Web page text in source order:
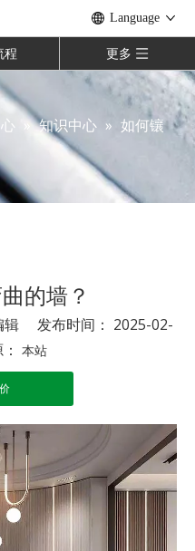
Language
程 更多
» 知识中心 » 如何镶
的墙？
发布时间： 2025-02-
本站